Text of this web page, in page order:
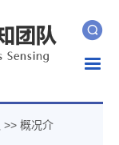
>> 概况介